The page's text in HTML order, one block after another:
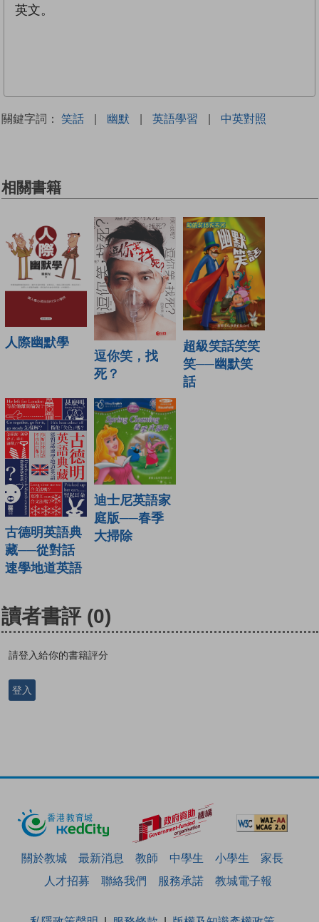
英文。
關鍵字詞： 笑話 | 幽默 | 英語學習 | 中英對照
相關書籍
人際幽默學
逗你笑，找
死？
超級笑話笑笑
笑──幽默笑
話
古德明英語典
藏──從對話
速學地道英語
迪士尼英語家
庭版──春季
大掃除
讀者書評 (0)
請登入給你的書籍評分
登入
關於教城 最新消息 教師 中學生 小學生
家長
人才招募
聯絡我們 服務承諾 教城電子報